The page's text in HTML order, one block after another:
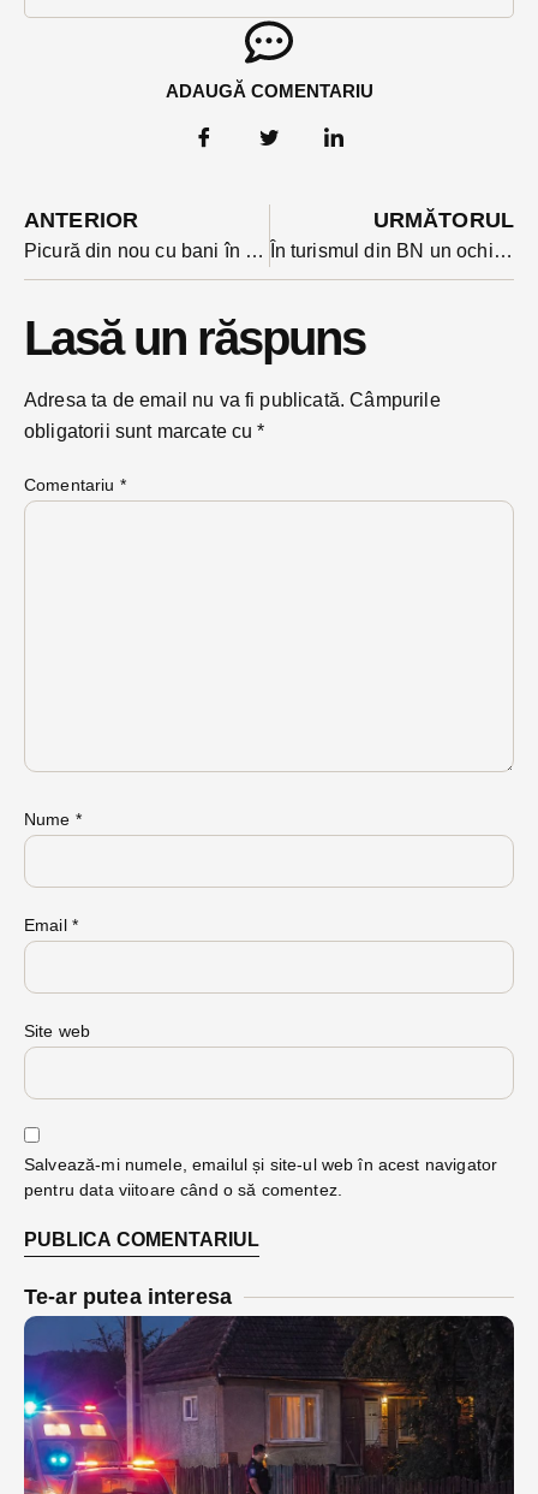
ADAUGĂ COMENTARIU
ANTERIOR
Picură din nou cu bani în conturile fermierilor bistrițeni. E vorba de sumele din ajutoarele tranzitorii
URMĂTORUL
În turismul din BN un ochi râde, altul plânge: a crescut numărul de turiști, dar nu ne pricepem să-i ținem peste noapte
Lasă un răspuns
Adresa ta de email nu va fi publicată. Câmpurile
obligatorii sunt marcate cu*
Comentariu *
Nume *
Email *
Site web
Salvează-mi numele, emailul și site-ul web în acest navigator
pentru data viitoare când o să comentez.
Te-ar putea interesa